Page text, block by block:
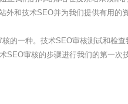
和技术SEO并为我们提供有用的
的一种。技术SEO审核测试和检
SEO审核的步骤进行我们的第一次